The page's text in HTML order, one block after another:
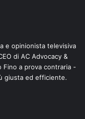
e opinionista televisiva
di AC Advocacy &
Fino a prova contraria -
giusta ed efficiente.